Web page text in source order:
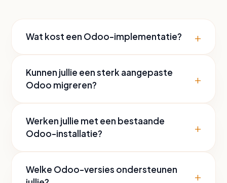
Wat kost een Odoo-implementatie? +
Kunnen jullie een sterk aangepaste
Odoo migreren?
+
Werken jullie met een bestaande
Odoo-installatie?
+
Welke Odoo-versies ondersteunen
+